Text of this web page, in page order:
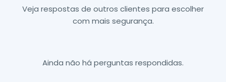
Veja respostas de outros clientes para escolher
com mais segurança.
Ainda não há perguntas respondidas.